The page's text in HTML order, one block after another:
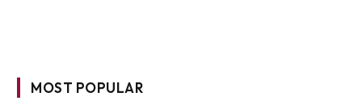
MOST POPULAR